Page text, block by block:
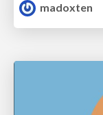
madoxten